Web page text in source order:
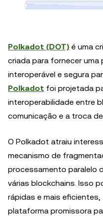
Polkadot (DOT) é uma
criada para fornecer uma
interoperável e segura
Polkadot foi projetada
interoperabilidade entre
comunicação e a troca
O Polkadot atraiu
mecanismo de
processamento paralelo
várias blockchains. Isso
rápidas e mais
plataforma promissora